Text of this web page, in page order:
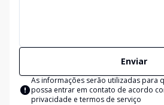
Enviar
As informações serão utilizadas para
possa entrar em contato de acordo
privacidade e termos de serviço